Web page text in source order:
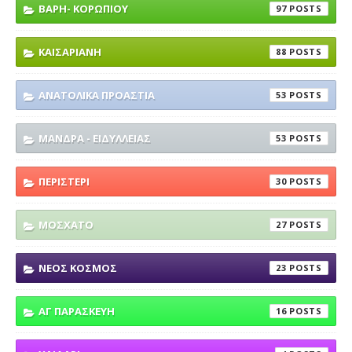
ΒΑΡΗ- ΚΟΡΩΠΙΟΥ 97
ΚΑΙΣΑΡΙΑΝΗ 88
ΑΝΑΤΟΛΙΚΑ ΠΡΟΑΣΤΙΑ 53
ΜΑΝΔΡΑ - ΕΙΔΥΛΛΕΙΑΣ 53
ΠΕΡΙΣΤΕΡΙ 30
ΜΟΣΧΑΤΟ 27
ΝΕΟΣ ΚΟΣΜΟΣ 23
ΑΓ ΠΑΡΑΣΚΕΥΗ 16